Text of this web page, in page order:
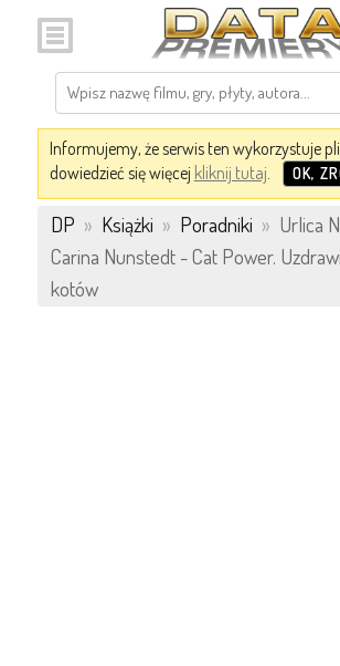
Informujemy, że serwis ten wykorzystuje
dowiedzieć się więcej kliknij tutaj. OK,
DP » Książki » Poradniki » Urlica
Carina Nunstedt - Cat Power.
kotów